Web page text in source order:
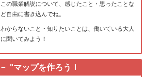
この職業解説について、感じたこと・思ったことな
ど自由に書き込んでね。
わからないこと・知りたいことは、働いている大人
に聞いてみよう！
"マップを作ろう！